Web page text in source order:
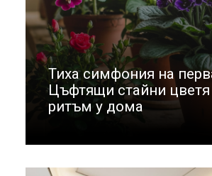
Тиха симфония на
Цъфтящи стайни цветя
ритъм у дома